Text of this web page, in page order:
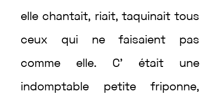
elle chantait, riait,taquinait tous
ceux qui nefaisaient pas
comme elle. C’ était une
indomptable petite friponne,